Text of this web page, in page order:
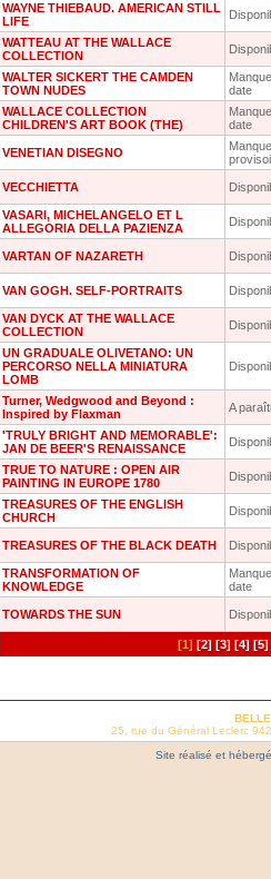
WAYNE THIEBAUD. AMERICAN STILL
LIFE
WATTEAU AT THE WALLACE
COLLECTION
WALTER SICKERT THE CAMDEN
TOWN NUDES
date
WALLACE COLLECTION
CHILDREN'S ART BOOK (THE)
date
VENETIAN DISEGNO
Manque
VECCHIETTA
VASARI, MICHELANGELO ET L
ALLEGORIA DELLA PAZIENZA
VARTAN OF NAZARETH
VAN GOGH. SELF-PORTRAITS
VAN DYCK AT THE WALLACE
COLLECTION
UN GRADUALE OLIVETANO: UN
PERCORSO NELLA MINIATURA
LOMB
Turner, Wedgwood and Beyond :
Inspired by Flaxman
A
'TRULY BRIGHT AND MEMORABLE':
JAN DE BEER'S RENAISSANCE
TRUE TO NATURE : OPEN AIR
PAINTING IN EUROPE 1780
TREASURES OF THE ENGLISH
CHURCH
TREASURES OF THE BLACK DEATH
TRANSFORMATION OF
KNOWLEDGE
date
TOWARDS THE SUN
[1] [2] [3] [4] [5]
25, rue du Général Leclerc
Site réalisé et